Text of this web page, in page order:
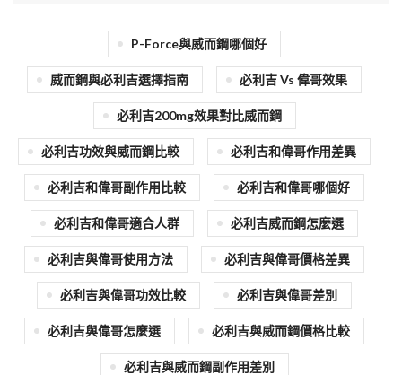
P-Force與威而鋼哪個好
威而鋼與必利吉選擇指南 必利吉 Vs 偉哥效果
必利吉200mg效果對比威而鋼
必利吉功效與威而鋼比較 必利吉和偉哥作用差異
必利吉和偉哥副作用比較 必利吉和偉哥哪個好
必利吉和偉哥適合人群 必利吉威而鋼怎麼選
必利吉與偉哥使用方法 必利吉與偉哥價格差異
必利吉與偉哥功效比較 必利吉與偉哥差別
必利吉與偉哥怎麼選 必利吉與威而鋼價格比較
必利吉與威而鋼副作用差別